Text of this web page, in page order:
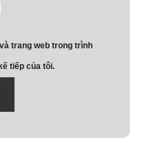
trang web trong trình
tiếp của tôi.